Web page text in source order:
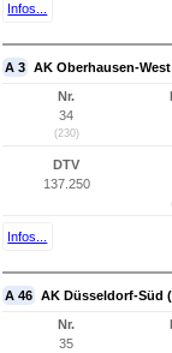
Infos...
A 3 AK Oberhausen-
Nr.
34
(230)
DTV
137.250
Infos...
A 46 AK Düsseldorf-Süd
Nr.
35